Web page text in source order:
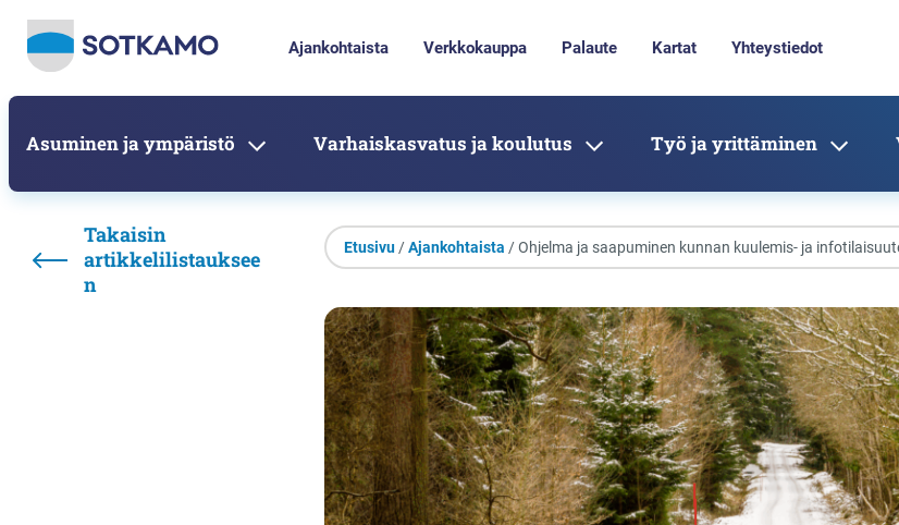
Ajankohtaista Verkkokauppa Palaute Kartat Yhteystiedot
Asuminen ja ympäristö Varhaiskasvatus ja koulutus Työ ja yrittäminen
Takaisin
artikkelilistauksee
n
Etusivu/Ajankohtaista / Ohjelma ja saapuminen kunnan kuulemis- ja